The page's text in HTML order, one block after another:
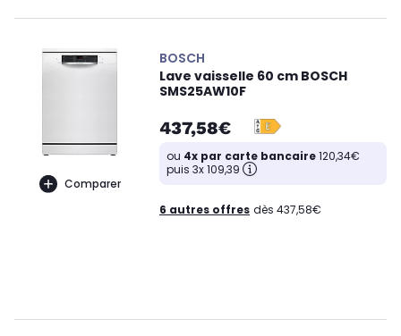
Comparer
BOSCH
Lave vaisselle 60 cm BOSCH
SMS25AW10F
437,58€
ou 4x par carte bancaire120,34€
puis 3x 109,39
6 autres offres dès 437,58€